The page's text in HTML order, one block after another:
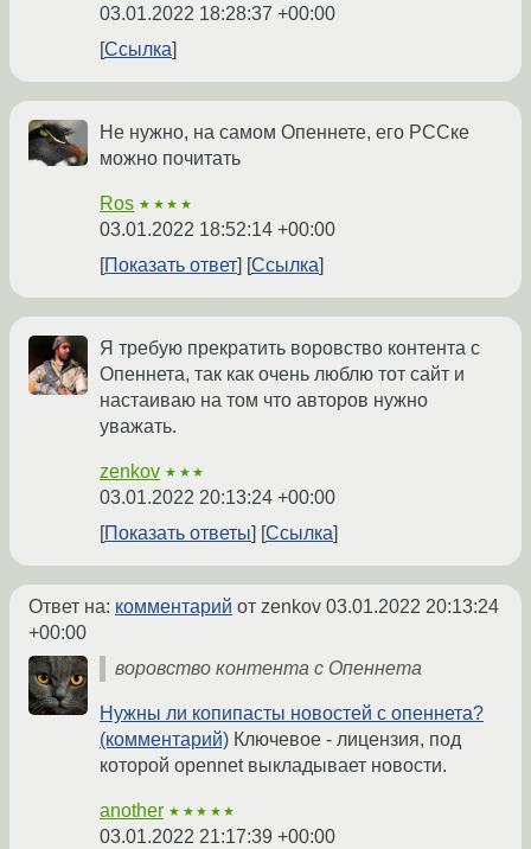
03.01.2022 18:28:37 +00:00
Ссылка
Не нужно, на самом Опеннете, его РССке
можно почитать
Ros ★★★★
03.01.2022 18:52:14 +00:00
Показать ответ
Ссылка
Я требую прекратить воровство контента с
Опеннета, так как очень люблю тот сайт и
настаиваю на том что авторов нужно
уважать.
zenkov ★★★
03.01.2022 20:13:24 +00:00
Показать ответы
Ссылка
Ответ на: комментарий от zenkov 03.01.2022 20:13:24
+00:00
воровство контента с Опеннета
Нужны ли копипасты новостей с опеннета?
(комментарий) Ключевое - лицензия, под
которой opennet выкладывает новости.
another ★★★★★
03.01.2022 21:17:39 +00:00